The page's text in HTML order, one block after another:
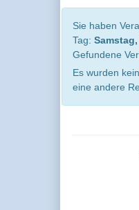
Sie haben
Tag:
Gefundene
Es wurden
eine andere